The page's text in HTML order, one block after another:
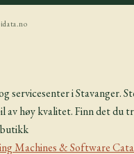
servicesenter i Stavanger.
høy kvalitet. Finn det du
Machines & Software